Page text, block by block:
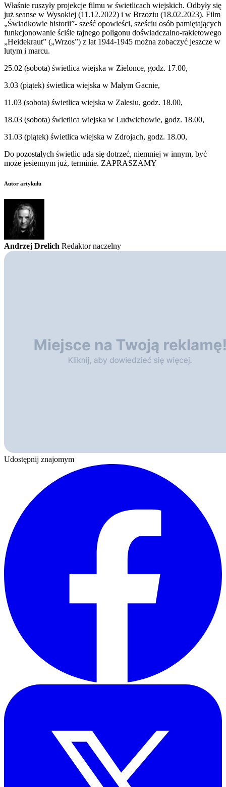
Właśnie ruszyły projekcje filmu w świetlicach wiejskich. Odbyły się
już seanse w Wysokiej (11.12.2022) i w Brzoziu (18.02.2023). Film
„Świadkowie historii”- sześć opowieści, sześciu osób pamiętających
funkcjonowanie ściśle tajnego poligonu doświadczalno-rakietowego
„Heidekraut” („Wrzos”) z lat 1944-1945 można zobaczyć jeszcze w
lutym i marcu.
25.02 (sobota) świetlica wiejska w Zielonce, godz. 17.00,
3.03 (piątek) świetlica wiejska w Małym Gacnie,
11.03 (sobota) świetlica wiejska w Zalesiu, godz. 18.00,
18.03 (sobota) świetlica wiejska w Ludwichowie, godz. 18.00,
31.03 (piątek) świetlica wiejska w Zdrojach, godz. 18.00,
Do pozostałych świetlic uda się dotrzeć, niemniej w innym, być
może jesiennym już, terminie. ZAPRASZAMY
Autor artykułu
Andrzej Drelich Redaktor naczelny
Udostępnij znajomym